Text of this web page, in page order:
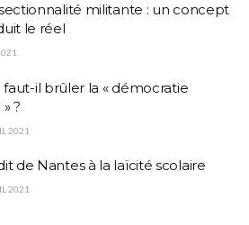
militante : un concept
le réel
faut-il brûler la « démocratie
?
2021
de Nantes à la laïcité scolaire
2021